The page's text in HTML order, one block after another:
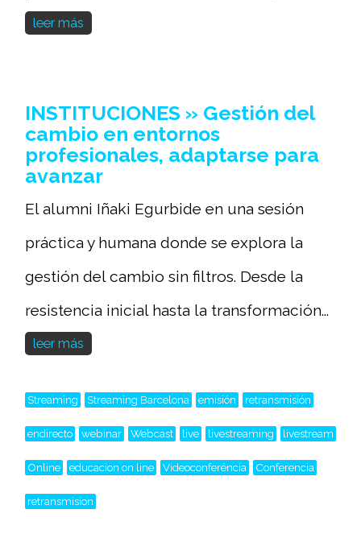
leer más
INSTITUCIONES » Gestión del
cambio en entornos
profesionales, adaptarse para
avanzar
El alumni Iñaki Egurbide en una sesión
práctica y humana donde se explora la
gestión del cambio sin filtros. Desde la
resistencia inicial hasta la transformación...
leer más
Streaming Streaming Barcelona emisión retransmisión
endirecto webinar Webcast live livestreaming livestream
Online educacion on line Videoconferéncia Conferencia
retransmision